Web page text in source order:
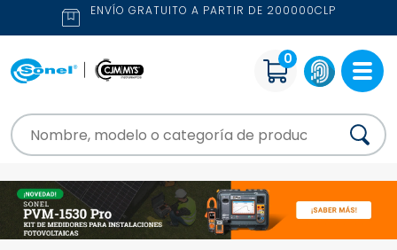
ENVÍO GRATUITO A PARTIR DE 200000CLP
0